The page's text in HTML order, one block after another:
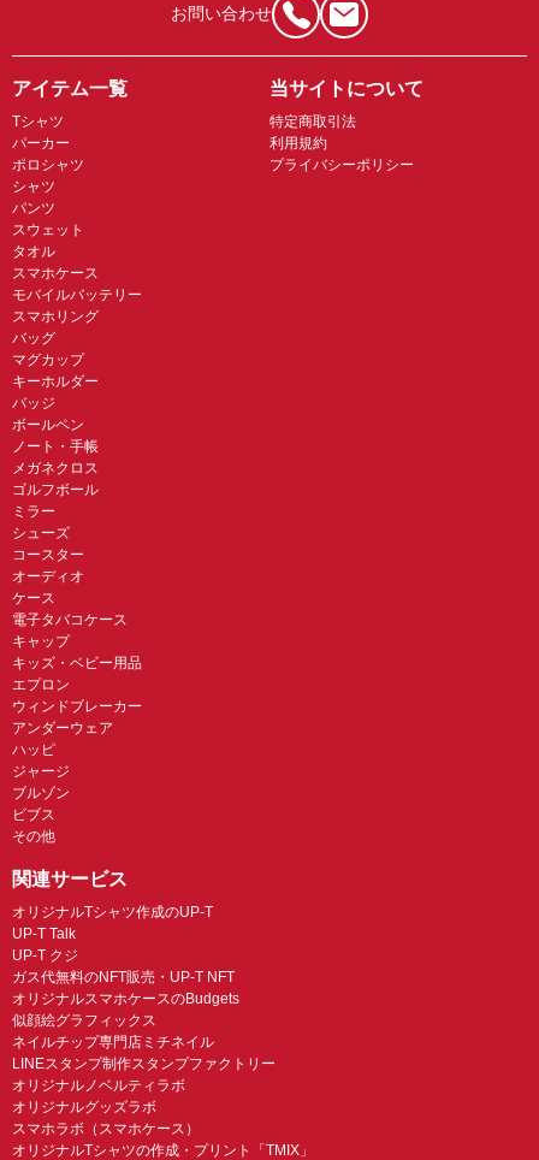
お問い合わせ
アイテム一覧
Tシャツ
パーカー
ポロシャツ
シャツ
パンツ
スウェット
タオル
スマホケース
モバイルバッテリー
スマホリング
バッグ
マグカップ
キーホルダー
バッジ
ボールペン
ノート・手帳
メガネクロス
ゴルフボール
ミラー
シューズ
コースター
オーディオ
ケース
電子タバコケース
キャップ
キッズ・ベビー用品
エプロン
ウィンドブレーカー
アンダーウェア
ハッピ
ジャージ
ブルゾン
ビブス
その他
当サイトについて
特定商取引法
利用規約
プライバシーポリシー
関連サービス
オリジナルTシャツ作成のUP-T
UP-T Talk
UP-T クジ
ガス代無料のNFT販売・UP-T NFT
オリジナルスマホケースのBudgets
似顔絵グラフィックス
ネイルチップ専門店ミチネイル
LINEスタンプ制作スタンプファクトリー
オリジナルノベルティラボ
オリジナルグッズラボ
スマホラボ（スマホケース）
オリジナルTシャツの作成・プリント「TMIX」